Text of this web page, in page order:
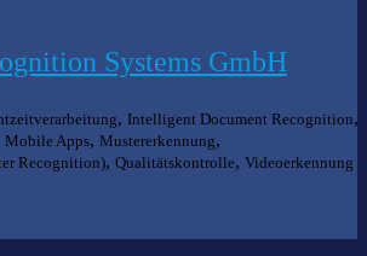
Systems GmbH
, Intelligent Document Recognition,
Mobile Apps, Mustererkennung,
Recognition), Qualitätskontrolle, Videoerkennung